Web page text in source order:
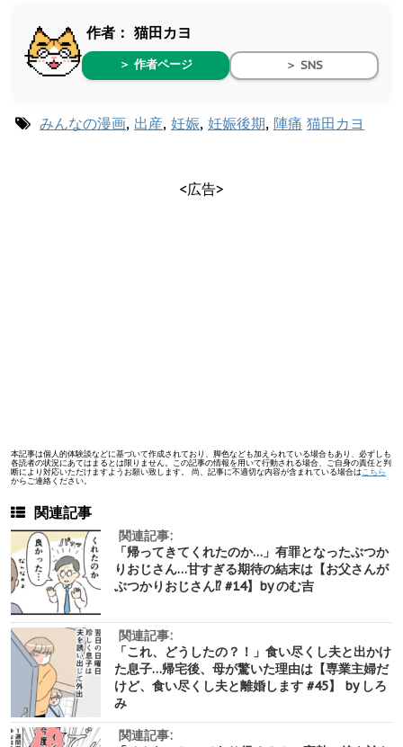
作者： 猫田カヨ
＞ 作者ページ ＞ SNS
みんなの漫画, 出産, 妊娠, 妊娠後期, 陣痛 猫田カヨ
<広告>
本記事は個人的体験談などに基づいて作成されており、脚色なども加えられている場合もあり、必ずしも
各読者の状況にあてはまるとは限りません。この記事の情報を用いて行動される場合、ご自身の責任と判
断により対応いただけますようお願い致します。 尚、記事に不適切な内容が含まれている場合は こちら
からご連絡ください。
関連記事
関連記事:
「帰ってきてくれたのか…」有罪となったぶつか
りおじさん…甘すぎる期待の結末は【お父さんが
ぶつかりおじさん⁉︎ #14】by のむ吉
関連記事:
「これ、どうしたの？！」食い尽くし夫と出かけ
た息子…帰宅後、母が驚いた理由は【専業主婦だ
けど、食い尽くし夫と離婚します #45】 by しろ
み
関連記事: